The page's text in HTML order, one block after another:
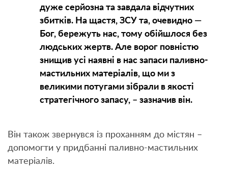
дуже серйозна та завдала відчутних
збитків. На щастя, ЗСУ та, очевидно —
Бог, бережуть нас, тому обійшлося без
людських жертв. Але ворог повністю
знищив усі наявні в нас запаси паливно-
мастильних матеріалів, що ми з
великими потугами зібрали в якості
стратегічного запасу, – зазначив він.
Він також звернувся із проханням до містян –
допомогти у придбанні паливно-мастильних
матеріалів.